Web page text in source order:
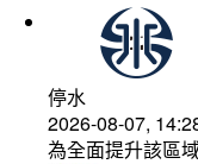
停水
2026-08-07,
為全面提升該區